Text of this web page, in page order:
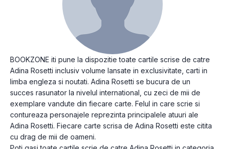
BOOKZONE iti pune la dispozitie toate cartile scrise de catre
Adina Rosetti inclusiv volume lansate in exclusivitate, carti in
limba engleza si noutati. Adina Rosetti se bucura de un
succes rasunator la nivelul international, cu zeci de mii de
exemplare vandute din fiecare carte. Felul in care scrie si
contureaza personajele reprezinta principalele atuuri ale
Adina Rosetti. Fiecare carte scrisa de Adina Rosetti este citita
cu drag de mii de oameni.